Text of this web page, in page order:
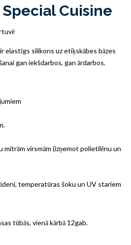
Cuisine
elastīgs silikons uz etiķskābes bāzes
gan iekšdarbos, gan ārdarbos.
mitrām virsmām (izņemot polietilēnu un
temperatūras šoku un UV stariem
tūbās, vienā kārbā 12gab.